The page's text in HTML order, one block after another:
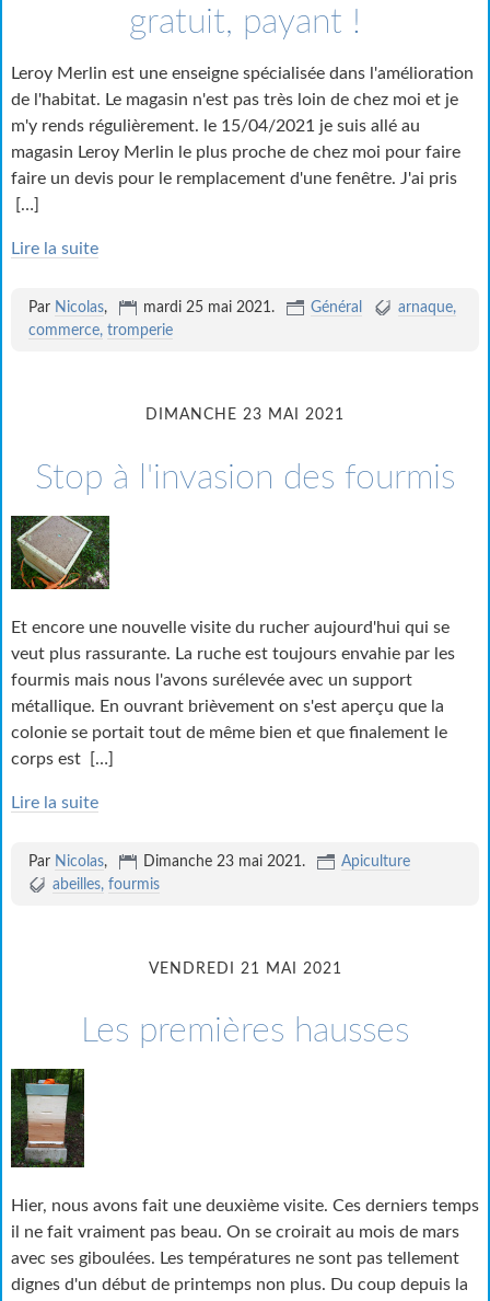
gratuit, payant !
Leroy Merlin est une enseigne spécialisée dans l'amélioration
de l'habitat. Le magasin n'est pas très loin de chez moi et je
m'y rends régulièrement. le 15/04/2021 je suis allé au
magasin Leroy Merlin le plus proche de chez moi pour faire
faire un devis pour le remplacement d'une fenêtre. J'ai pris
[…]
Lire la suite
Par Nicolas, mardi 25 mai 2021. Général
arnaque
commerce tromperie
DIMANCHE 23 MAI 2021
Stop à l'invasion des fourmis
Et encore une nouvelle visite du rucher aujourd'hui qui se
veut plus rassurante. La ruche est toujours envahie par les
fourmis mais nous l'avons surélevée avec un support
métallique. En ouvrant brièvement on s'est aperçu que la
colonie se portait tout de même bien et que finalement le
corps est
[…]
Lire la suite
Par Nicolas, Dimanche 23 mai 2021.
Apiculture
abeilles fourmis
VENDREDI 21 MAI 2021
Les premières hausses
Hier, nous avons fait une deuxième visite. Ces derniers temps
il ne fait vraiment pas beau. On se croirait au mois de mars
avec ses giboulées. Les températures ne sont pas tellement
dignes d'un début de printemps non plus. Du coup depuis la